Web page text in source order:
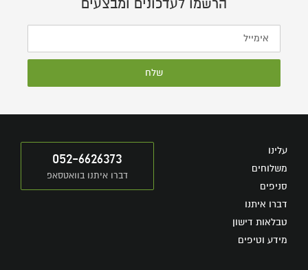
הרשמו לעדכונים ומבצעים
שלח
עלינו
משלוחים
סניפים
דברו איתנו
טבלאות דישון
מידע וטיפים
052-6626373
דברו איתנו בוואטסאפ